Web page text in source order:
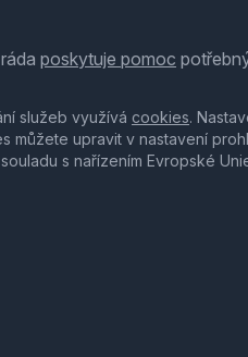
poskytuje pomoc
služeb využívá cookies.
můžete upravit v nastavení
s nařízením Evropské